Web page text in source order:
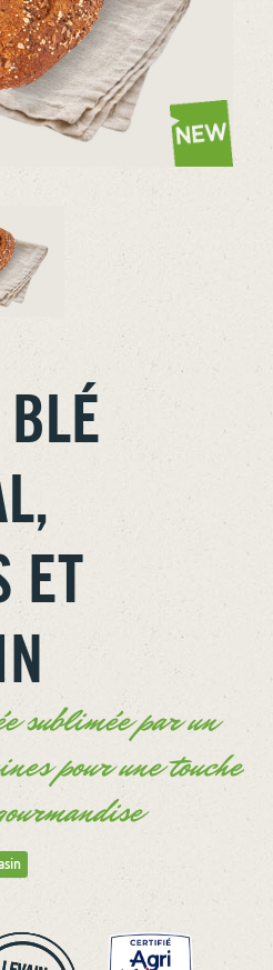
ET
sublimée par un
pour une touche